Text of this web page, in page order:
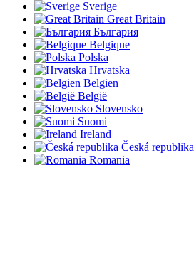
Sverige
Great Britain
България
Belgique
Polska
Hrvatska
Belgien
België
Slovensko
Suomi
Ireland
Česká republika
Romania